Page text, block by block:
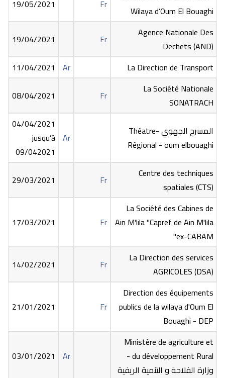
Wilaya d’Oum El Bouaghi
Fr
19/05/2021
Agence Nationale Des
Dechets (AND)
Fr
19/04/2021
La Direction de Transport
Ar
11/04/2021
La Société Nationale
SONATRACH
Fr
08/04/2021
المسرح الجهوي -Théatre
Régional - oum elbouaghi
Ar
04/04/2021
jusqu’à
09/042021
Centre des techniques
spatiales (CTS)
Fr
29/03/2021
La Société des Cabines de
Ain M'lila "Capref de Ain M'lila
ex-CABAM"
Fr
17/03/2021
La Direction des services
AGRICOLES (DSA)
Fr
14/02/2021
Direction des équipements
publics de la wilaya d'Oum El
Bouaghi - DEP
Fr
21/01/2021
Ministère de agriculture et
du développement Rural -
وزارة الفلاحة و التنمية الريفية
Ar
03/01/2021